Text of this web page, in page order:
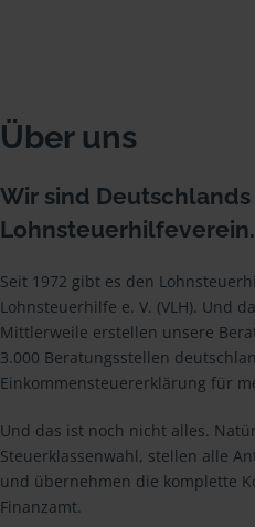
Über uns
Wir sind
Lohnsteuerhilfeverein.
Seit 1972 gibt es den
Lohnsteuerhilfe e. V. (VLH). Und
Mittlerweile erstellen unsere
3.000 Beratungsstellen
Einkommensteuererklärung für
Und das ist noch nicht alles.
Steuerklassenwahl, stellen alle
und übernehmen die komplette
Finanzamt.